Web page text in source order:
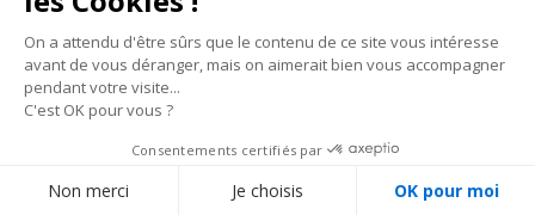
Nous vous proposons un large choix de matériels de sonorisation et
d'éclairage, public-address et visites guidées, flight-case, sans oublier les
structures scéniques et structures aluminium pour stand d'exposition et
grill auto-porté avec leurs projecteurs à leds et architecturaux.
En savoir plus
Nos conseillers spécialisés vous écoutent au
du lundi au vendredi de 10h à 18h (hors jours fériés), prix d’un appel local